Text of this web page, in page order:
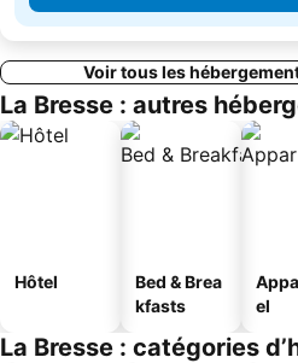
Voir tous les
La Bresse : autres
Hôtel
Bed & Brea
kfasts
el
La Bresse : catégories